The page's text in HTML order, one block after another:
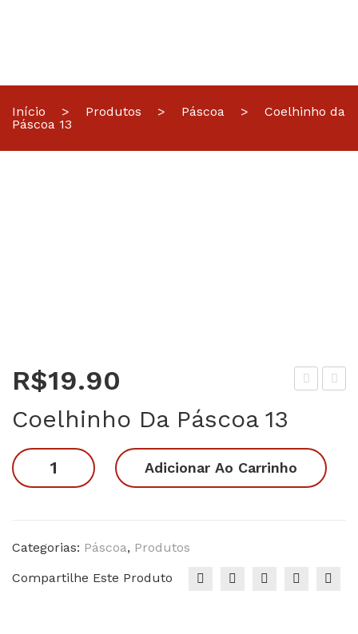
Início > Produtos > Páscoa >
Coelhinho da
Páscoa 13
ho
Pás
Coe
R$19.90
Coelhinho Da Páscoa 13
Coelhinho
da
quantidade
Adicionar Ao Carrinho
Categorias: Páscoa, Produtos
Compartilhe Este Produto